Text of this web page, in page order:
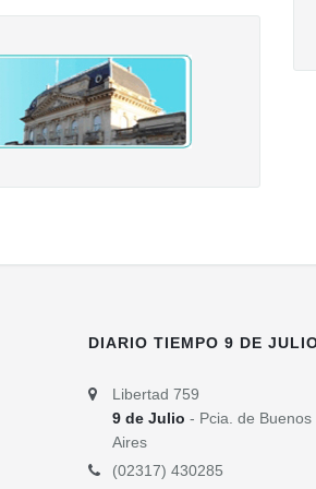
DIARIO TIEMPO 9 DE
Libertad 759
9 de Julio - Pcia. de Buenos
Aires
(02317) 430285